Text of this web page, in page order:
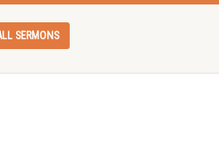
SERMONS